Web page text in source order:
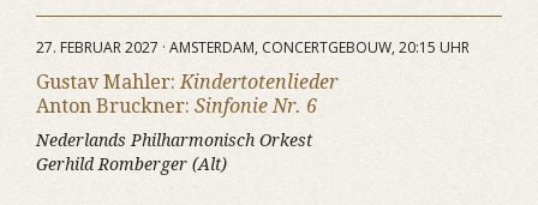
27. FEBRUAR 2027 · AMSTERDAM, CONCERTGEBOUW, 20:15 UHR
Gustav Mahler:Kindertotenlieder
Anton Bruckner: Sinfonie Nr. 6
Nederlands Philharmonisch Orkest
Gerhild Romberger (Alt)